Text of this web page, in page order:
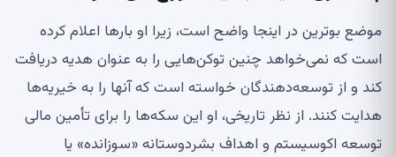
موضع بوترین در اینجا واضح است، زیرا او بارها اعلام کرده
است که نمی‌خواهد چنین توکن‌هایی را به عنوان هدیه دریافت
کند و از توسعه‌دهندگان خواسته است که آنها را به خیریه‌ها
هدایت کنند. از نظر تاریخی، او این سکه‌ها را برای تأمین مالی
توسعه اکوسیستم و اهداف بشردوستانه «سوزانده» یا